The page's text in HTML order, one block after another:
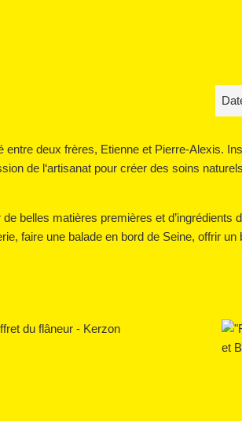
Trier
deux frères, Etienne et Pierre-Alexis.
de l‘artisanat pour créer des soins
belles matières premières et d’ingrédients
faire une balade en bord de Seine, offrir